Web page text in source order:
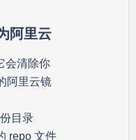
阿里云
会清除你
阿里云镜
目录
repo 文件